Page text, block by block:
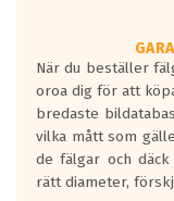
Vid körning i över
rullmotståndets
motorljudet.
På
en symbol av ett
bullernivå
medans de vita
ett tyst däck.
När du beställer
oroa dig för att
bredaste
vilka mått som
de fälgar och
rätt diameter,